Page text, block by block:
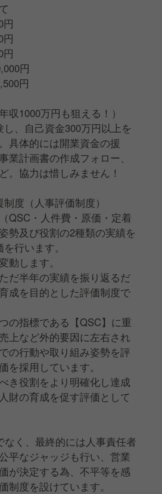
円
円
円
円
円
1000万円も狙える！）
、自己資金300万円以上を
具体的には開業資金の援
業計画書の作成フォロー、
。協力は惜しみません！
度（人事評価制度）
QSC・人件費・原価・定着
勢及び役割の2種類の実績を
行います。
動します。
だ半年の実績を振り返るだ
成を目的とした評価制度で
の指標である【QSC】に重
上など外的要因に左右され
の行動や取り組み姿勢を評
を採用しています。
き役割をより明確化し達成
財の育成を促す評価として
なく、最終的には人事責任者
平なジャッジも行い、営業
が決定する為、不平等を感
制度を設けています。